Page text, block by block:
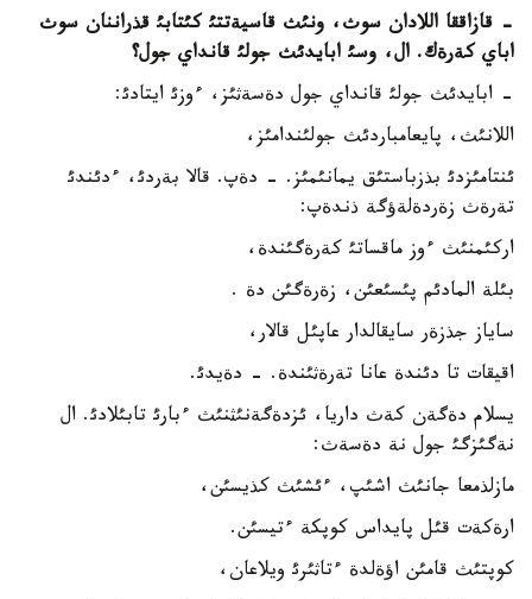
- قازاققا اللادان سوث، ونئث قاسيةتتئ كئتابئ قذراننان سوث
اباي كةرةك. ال، وسئ ابايدئث جولئ قانداي جول؟
- ابايدئث جولئ قانداي جول دةسةثئز، ءوزئ ايتادئ:
اللانئث، پايعامباردئث جولئندامئز،
ئنتامئزدئ بذزباستئق يمانئمئز. - دةپ. قالا بةردئ، ءدئندئ
تةرةث زةردةلةؤگة ذندةپ:
اركئمنئث ءوز ماقساتئ كةرةگئندة،
بئلة المادئم پئسئعئن، زةرةگئن دة .
ساياز جذزةر سايقالدار عاپئل قالار،
اقيقات تا دئندة عانا تةرةثئندة. - دةيدئ.
يسلام دةگةن كةث داريا، ئزدةگةنئثنئث ءبارئ تابئلادئ. ال
نةگئزگئ جول نة دةسةث:
مازلذمعا جانئث اشئپ، ءئشئث كذيسئن،
ارةكةت قئل پايداس كوپكة ءتيسئن.
كوپتئث قامئن اؤةلدة ءتاثئرئ ويلاعان،